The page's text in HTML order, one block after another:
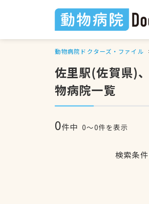
動物病院ドクターズ・ファイル
佐里駅(佐賀県)
物病院一覧
0件中 0〜0件を表示
検索条